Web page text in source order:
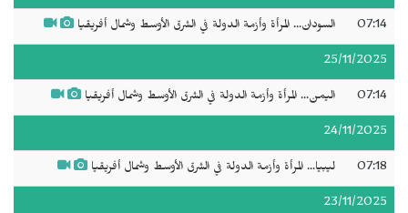
07:14 السودان... المرأة وأزمة الدولة في الشرق الأوسط وشمال أفريقيا
25/11/2025
07:14 اليمن... المرأة وأزمة الدولة في الشرق الأوسط وشمال أفريقيا
24/11/2025
07:18 ليبيا... المرأة وأزمة الدولة في الشرق الأوسط وشمال أفريقيا
23/11/2025